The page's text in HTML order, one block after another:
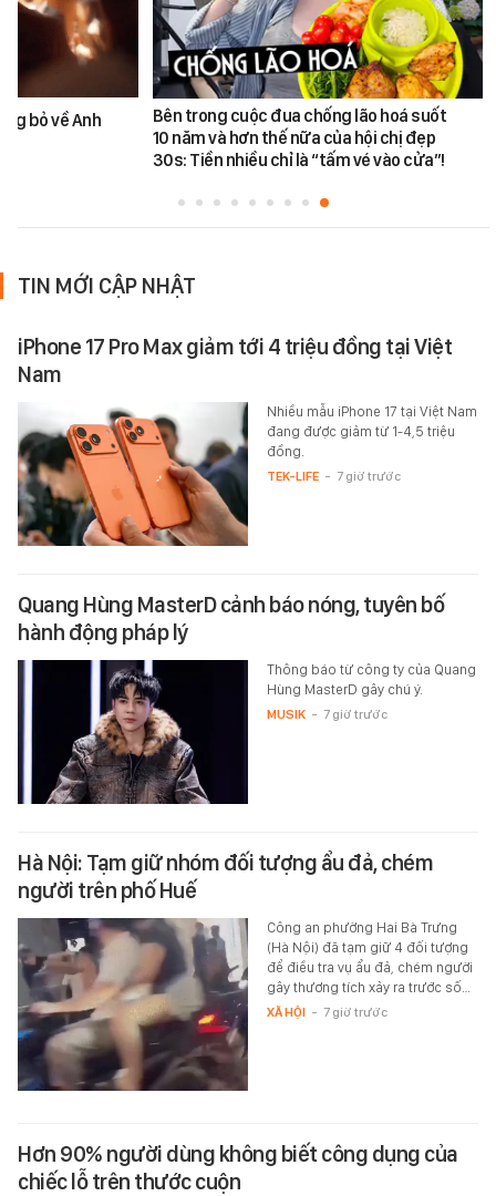
bỏ về Anh
Bên trong cuộc đua chống lão hoá suốt
10 năm và hơn thế nữa của hội chị đẹp
30s: Tiền nhiều chỉ là “tấm vé vào cửa”!
TIN MỚI CẬP NHẬT
iPhone 17 Pro Max giảm tới 4 triệu đồng tại Việt
Nam
Nhiều mẫu iPhone 17 tại Việt Nam
đang được giảm từ 1-4,5 triệu
đồng.
TEK-LIFE - 7 giờ trước
Quang Hùng MasterD cảnh báo nóng, tuyên bố
hành động pháp lý
Thông báo từ công ty của Quang
Hùng MasterD gây chú ý.
MUSIK - 7 giờ trước
Hà Nội: Tạm giữ nhóm đối tượng ẩu đả, chém
người trên phố Huế
Công an phường Hai Bà Trưng
(Hà Nội) đã tạm giữ 4 đối tượng
để điều tra vụ ẩu đả, chém người
gây thương tích xảy ra trước số…
XÃ HỘI - 7 giờ trước
Hơn 90% người dùng không biết công dụng của
chiếc lỗ trên thước cuộn